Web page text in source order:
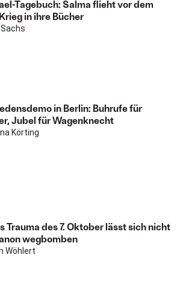
Tagebuch: Salma flieht vor dem
in ihre Bücher
in Berlin: Buhrufe für
Jubel für Wagenknecht
Körting
Trauma des 7. Oktober lässt sich nicht
wegbomben
Wöhlert